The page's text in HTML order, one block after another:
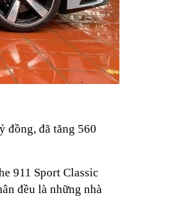
đồng, đã tăng 560
911 Sport Classic
đều là những nhà